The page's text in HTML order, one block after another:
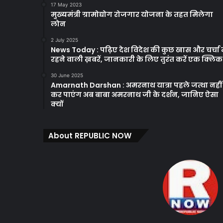
17 May 2023
मुख्यमंत्री ग्रामोद्योग रोजगार योजना के तहत मिलेगा
लोन
2 July 2025
News Today : पढ़िए देश विदेश की कुछ खास और चर्चा
रहने वाली ख़बरें, जानकारी के लिए तुरंत करें एक
30 June 2025
Amarnath Darshan : अमरनाथ यात्रा पहले जत्था नहीं
कर पाएंग अब बाबा अमरनाथ जी के दर्शन, जानिए ऐसा
क्यों
About REPUBLIC NOW